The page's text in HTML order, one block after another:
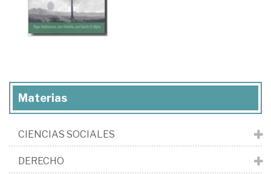
Materias
CIENCIAS SOCIALES
DERECHO